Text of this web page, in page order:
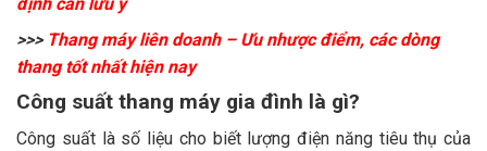
>>> Thang máy liên doanh – Ưu nhược điểm, các dòng
thang tốt nhất hiện nay
Công suất thang máy gia đình là gì?
Công suất là số liệu cho biết lượng điện năng tiêu thụ của